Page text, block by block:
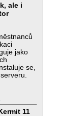
ale i
jako
se,
11